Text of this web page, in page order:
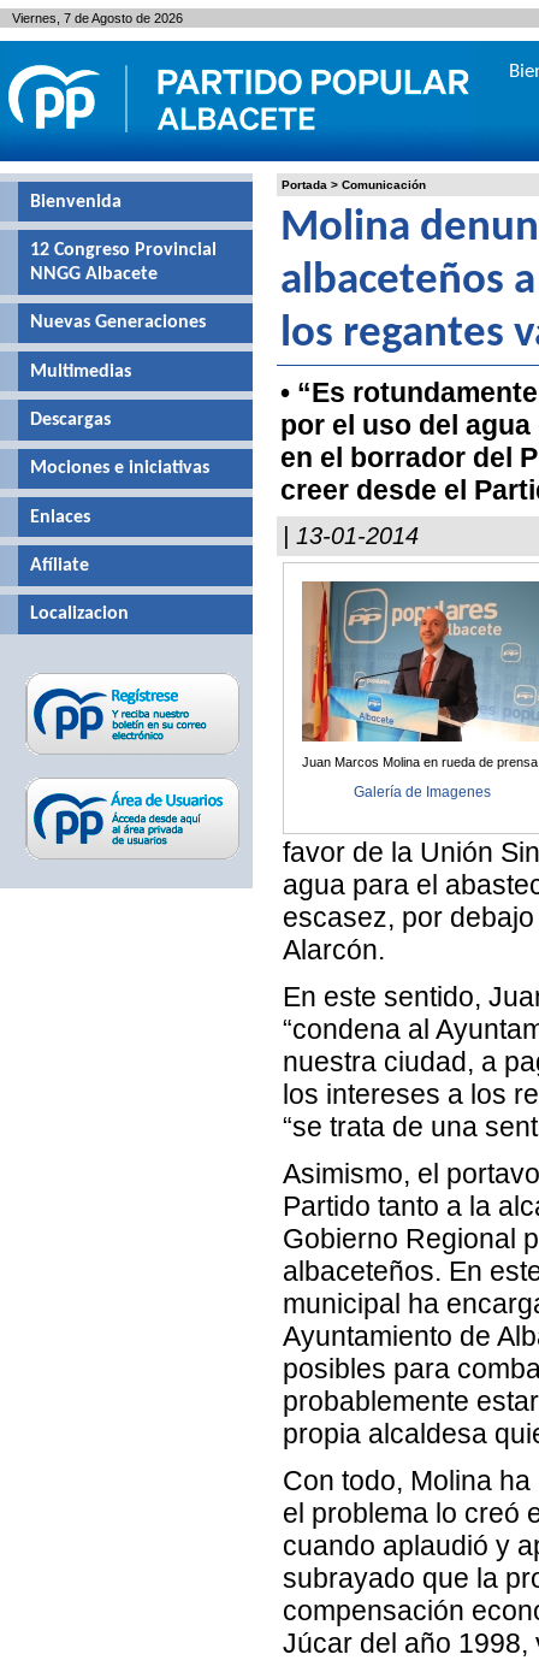
Portada > Comunicación
Molina
albaceteños
los regantes
• “Es
por el uso del
en el borrador del
creer desde el
| 13-01-2014
Juan Marcos Molina en rueda de
Galería de Imagenes
favor de la Unión
agua para el
escasez, por
Alarcón.
En este sentido,
“condena al
nuestra ciudad, a
los intereses a los
“se trata de una
Asimismo, el
Partido tanto a la
Gobierno Regional
albaceteños. En
municipal ha
Ayuntamiento de
posibles para
probablemente
propia alcaldesa
Con todo, Molina
el problema lo creó
cuando aplaudió y
subrayado que la
compensación
Júcar del año 1998,
Bienvenida
12 Congreso Provincial
NNGG Albacete
Nuevas Generaciones
Multimedias
Descargas
Mociones e iniciativas
Enlaces
Afíliate
Localizacion
Viernes, 7 de Agosto de 2026